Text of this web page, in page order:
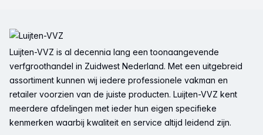
Luijten-VVZ is al decennia lang een toonaangevende
verfgroothandel in Zuidwest Nederland. Met een uitgebreid
assortiment kunnen wij iedere professionele vakman en
retailer voorzien van de juiste producten. Luijten-VVZ kent
meerdere afdelingen met ieder hun eigen specifieke
kenmerken waarbij kwaliteit en service altijd leidend zijn.